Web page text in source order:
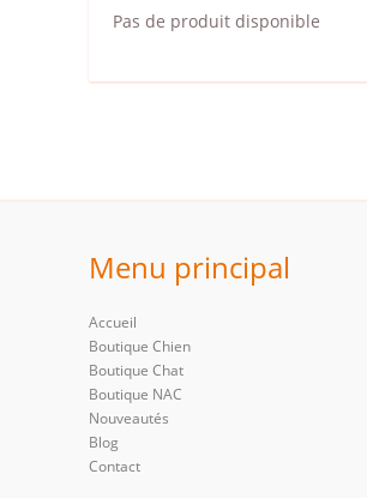
Pas de produit disponible
Menu principal
Accueil
Boutique Chien
Boutique Chat
Boutique NAC
Nouveautés
Blog
Contact